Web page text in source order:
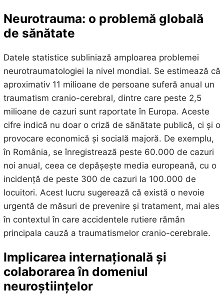
Neurotrauma: o problemă globală
de sănătate
Datele statistice subliniază amploarea problemei
neurotraumatologiei la nivel mondial. Se estimează că
aproximativ 11 milioane de persoane suferă anual un
traumatism cranio-cerebral, dintre care peste 2,5
milioane de cazuri sunt raportate în Europa. Aceste
cifre indică nu doar o criză de sănătate publică, ci și o
provocare economică și socială majoră. De exemplu,
în România, se înregistrează peste 60.000 de cazuri
noi anual, ceea ce depășește media europeană, cu o
incidență de peste 300 de cazuri la 100.000 de
locuitori. Acest lucru sugerează că există o nevoie
urgentă de măsuri de prevenire și tratament, mai ales
în contextul în care accidentele rutiere rămân
principala cauză a traumatismelor cranio-cerebrale.
Implicarea internațională și
colaborarea în domeniul
neuroștiințelor